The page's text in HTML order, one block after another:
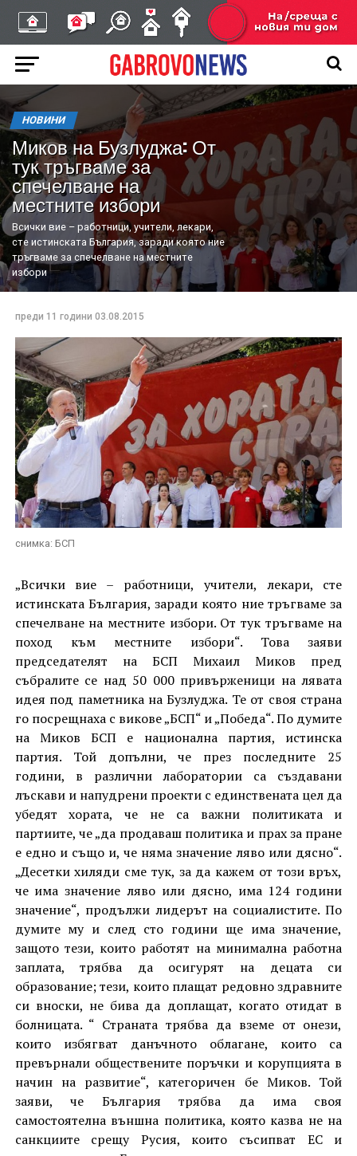
НОВИНИ
Миков на Бузлуджа: От
тук тръгваме за
спечелване на
местните избори
Всички вие – работници, учители, лекари,
сте истинската България, заради която ние
тръгваме за спечелване на местните
избори
преди 11 години 03.08.2015
снимка: БСП
„Всички вие – работници, учители, лекари, сте
истинската България, заради която ние тръгваме за
спечелване на местните избори. От тук тръгваме на
поход към местните избори“. Това заяви
председателят на БСП Михаил Миков пред
събралите се над 50 000 привърженици на лявата
идея под паметника на Бузлуджа. Те от своя страна
го посрещнаха с викове „БСП“ и „Победа“. По думите
на Миков БСП е национална партия, истинска
партия. Той допълни, че през последните 25
години, в различни лаборатории са създавани
лъскави и напудрени проекти с единствената цел да
убедят хората, че не са важни политиката и
партиите, че „да продаваш политика и прах за пране
е едно и също и, че няма значение ляво или дясно“.
„Десетки хиляди сме тук, за да кажем от този връх,
че има значение ляво или дясно, има 124 години
значение“, продължи лидерът на социалистите. По
думите му и след сто години ще има значение,
защото тези, които работят на минимална работна
заплата, трябва да осигурят на децата си
образование; тези, които плащат редовно здравните
си вноски, не бива да доплащат, когато отидат в
болницата. “ Страната трябва да вземе от онези,
които избягват данъчното облагане, които са
превърнали обществените поръчки и корупцията в
начин на развитие“, категоричен бе Миков. Той
заяви, че България трябва да има своя
самостоятелна външна политика, която казва не на
санкциите срещу Русия, които съсипват ЕС и